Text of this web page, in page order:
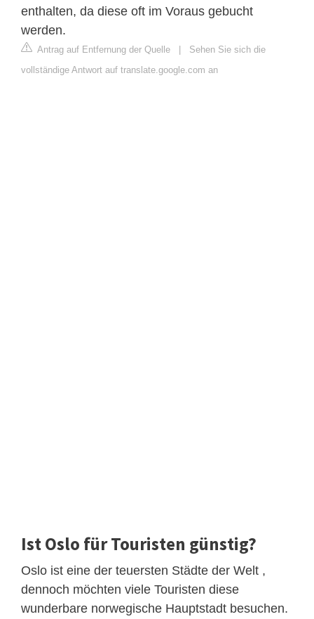
enthalten, da diese oft im Voraus gebucht
werden.
Antrag auf Entfernung der Quelle | Sehen Sie sich die
vollständige Antwort auf translate.google.com an
Ist Oslo für Touristen günstig?
Oslo ist eine der teuersten Städte der Welt ,
dennoch möchten viele Touristen diese
wunderbare norwegische Hauptstadt besuchen.